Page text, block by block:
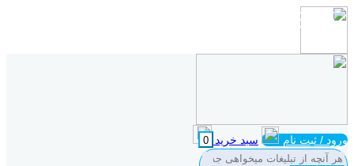
ورود / ثبت نام سبد خرید 0